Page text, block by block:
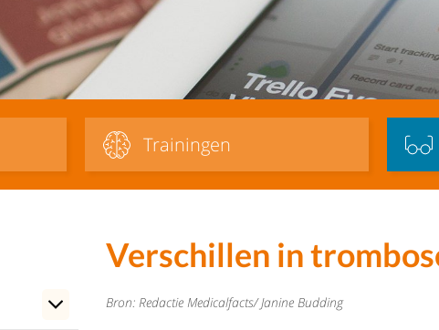
Trainingen
Verschillen in
Bron: Redactie Medicalfacts/ Janine Budding